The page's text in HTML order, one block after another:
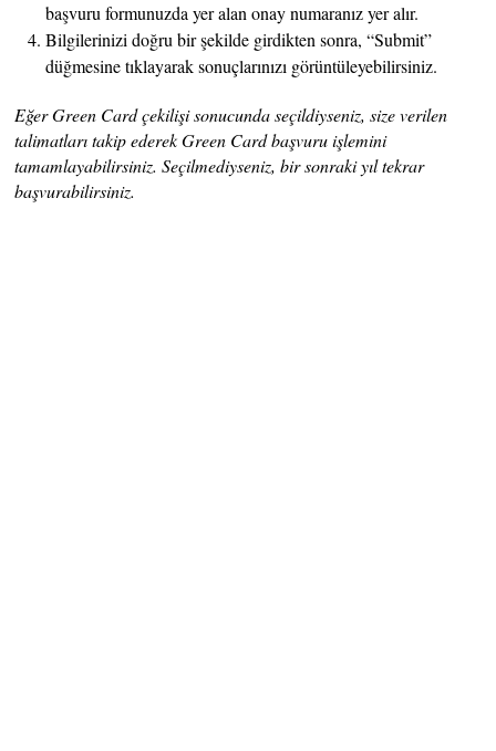
başvuru formunuzda yer alan onay numaranız yer alır.
Bilgilerinizi doğru bir şekilde girdikten sonra, “Submit”
düğmesine tıklayarak sonuçlarınızı görüntüleyebilirsiniz.
Eğer Green Card çekilişi sonucunda seçildiyseniz, size verilen
talimatları takip ederek Green Card başvuru işlemini
tamamlayabilirsiniz. Seçilmediyseniz, bir sonraki yıl tekrar
başvurabilirsiniz.